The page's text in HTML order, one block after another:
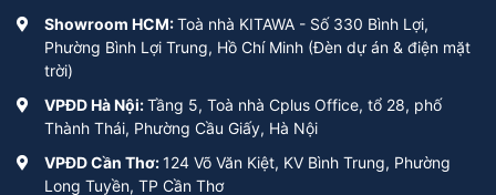
Showroom HCM:Toà nhà KITAWA - Số 330 Bình Lợi,
Phường Bình Lợi Trung, Hồ Chí Minh (Đèn dự án & điện mặt
trời)
VPĐD Hà Nội:Tầng 5, Toà nhà Cplus Office, tổ 28, phố
Thành Thái, Phường Cầu Giấy, Hà Nội
VPĐD Cần Thơ:124 Võ Văn Kiệt, KV Bình Trung, Phường
Long Tuyền, TP Cần Thơ